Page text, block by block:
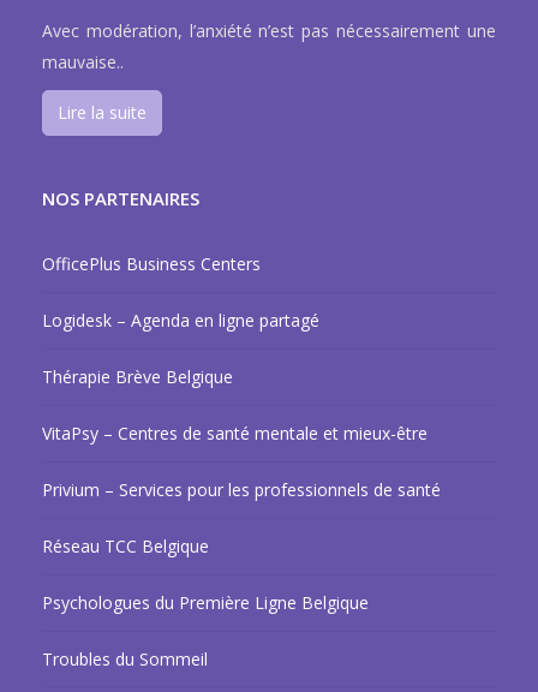
Avec modération, l’anxiété n’est pas nécessairement une
mauvaise..
Lire la suite
NOS PARTENAIRES
OfficePlus Business Centers
Logidesk – Agenda en ligne partagé
Thérapie Brève Belgique
VitaPsy – Centres de santé mentale et mieux-être
Privium – Services pour les professionnels de santé
Réseau TCC Belgique
Psychologues du Première Ligne Belgique
Troubles du Sommeil